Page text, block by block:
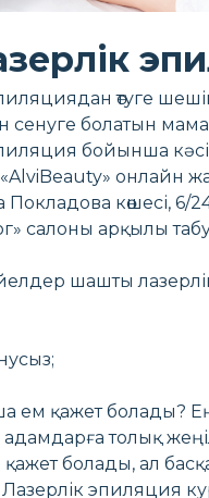
өтуге
сенуге болатын
бойынша
«AlviBeauty» онлайн
Покладова көшесі,
салоны арқылы
шашты
ем қажет болады? Ең
адамдарға толық
болады, ал
Лазерлік эпиляция